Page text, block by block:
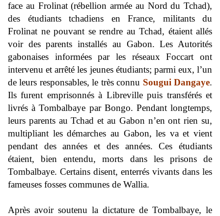
face au Frolinat (rébellion armée au Nord du Tchad),
des étudiants tchadiens en France, militants du
Frolinat ne pouvant se rendre au Tchad, étaient allés
voir des parents installés au Gabon. Les Autorités
gabonaises informées par les réseaux Foccart ont
intervenu et arrêté les jeunes étudiants; parmi eux, l’un
de leurs responsables, le très connu Sougui Dangaye.
Ils furent emprisonnés à Libreville puis transférés et
livrés à Tombalbaye par Bongo. Pendant longtemps,
leurs parents au Tchad et au Gabon n’en ont rien su,
multipliant les démarches au Gabon, les va et vient
pendant des années et des années. Ces étudiants
étaient, bien entendu, morts dans les prisons de
Tombalbaye. Certains disent, enterrés vivants dans les
fameuses fosses communes de Wallia.
Après avoir soutenu la dictature de Tombalbaye, le